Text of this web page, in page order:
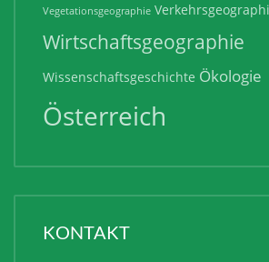
Vegetationsgeographie
Wirtschaftsgeographie
Wissenschaftsgeschichte Ökologie
Österreich
KONTAKT